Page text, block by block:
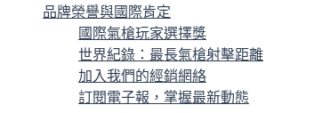
品牌榮譽與國際肯定
國際氣槍玩家選擇獎
世界紀錄：最長氣槍射擊距離
加入我們的經銷網絡
訂閱電子報，掌握最新動態